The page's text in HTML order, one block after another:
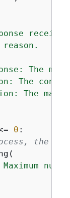
The
The
The
0 :
the
Maximum